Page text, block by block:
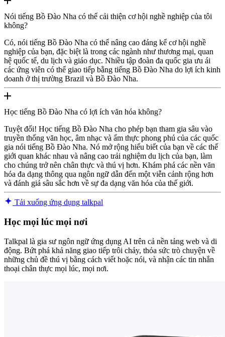
Nói tiếng Bồ Đào Nha có thể cải thiện cơ hội nghề nghiệp của tôi
không?
Có, nói tiếng Bồ Đào Nha có thể nâng cao đáng kể cơ hội nghề
nghiệp của bạn, đặc biệt là trong các ngành như thương mại, quan
hệ quốc tế, du lịch và giáo dục. Nhiều tập đoàn đa quốc gia ưu ái
các ứng viên có thể giao tiếp bằng tiếng Bồ Đào Nha do lợi ích kinh
doanh ở thị trường Brazil và Bồ Đào Nha.
Học tiếng Bồ Đào Nha có lợi ích văn hóa không?
Tuyệt đối! Học tiếng Bồ Đào Nha cho phép bạn tham gia sâu vào
truyền thống văn học, âm nhạc và ẩm thực phong phú của các quốc
gia nói tiếng Bồ Đào Nha. Nó mở rộng hiểu biết của bạn về các thế
giới quan khác nhau và nâng cao trải nghiệm du lịch của bạn, làm
cho chúng trở nên chân thực và thú vị hơn. Khám phá các nền văn
hóa đa dạng thông qua ngôn ngữ dẫn đến một viễn cảnh rộng hơn
và đánh giá sâu sắc hơn về sự đa dạng văn hóa của thế giới.
Tải xuống ứng dụng talkpal
Học mọi lúc mọi nơi
Talkpal là gia sư ngôn ngữ ứng dụng AI trên cả nền tảng web và di
động. Bứt phá khả năng giao tiếp trôi chảy, thỏa sức trò chuyện về
những chủ đề thú vị bằng cách viết hoặc nói, và nhận các tin nhắn
thoại chân thực mọi lúc, mọi nơi.